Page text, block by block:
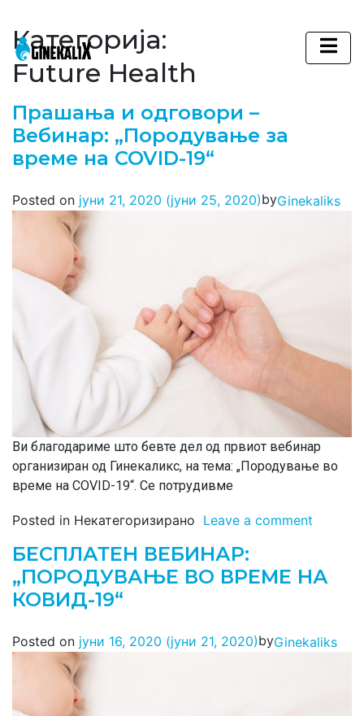
Main Navigation
Категорија:
Future Health
Прашања и одговори –
Вебинар: „Породување за
време на COVID-19“
Posted on јуни 21, 2020 (јуни 25, 2020)byGinekaliks
Ви благодариме што бевте дел од првиот вебинар
организиран од Гинекаликс, на тема: „Породување во
време на COVID-19“. Се потрудивме
Posted in Некатегоризирано Leave a comment
БЕСПЛАТEН ВЕБИНАР:
„ПОРОДУВАЊЕ ВО ВРЕМЕ НА
КОВИД-19“
Posted on јуни 16, 2020 (јуни 21, 2020)byGinekaliks